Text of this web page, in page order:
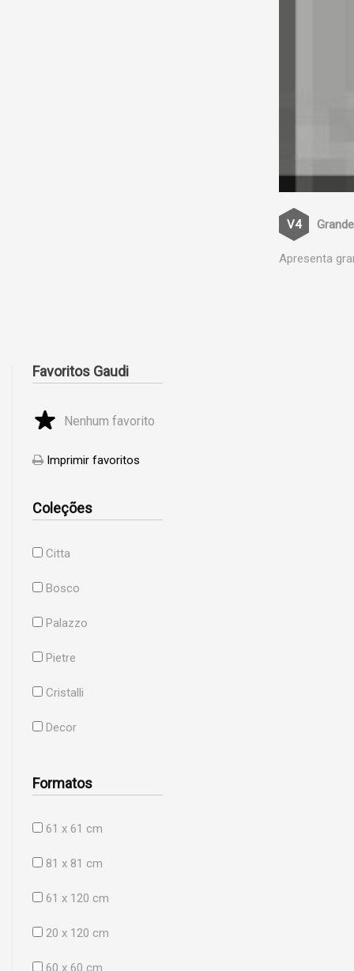
Apresenta
Favoritos Gaudi
Nenhum favorito
Imprimir favoritos
Coleções
Citta
Bosco
Palazzo
Pietre
Cristalli
Decor
Formatos
61 x 61 cm
81 x 81 cm
61 x 120 cm
20 x 120 cm
60 x 60 cm